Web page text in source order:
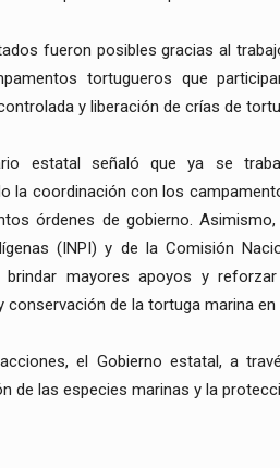
fueron posibles gracias al
tortugueros que
y liberación de crías de
estatal señaló que ya se
la coordinación con los
órdenes de gobierno.
(INPI) y de la Comisión
brindar mayores apoyos y
conservación de la tortuga marina
el Gobierno estatal, a
de las especies marinas y la